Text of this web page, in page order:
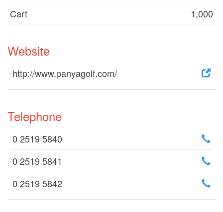
Cart
1,000
Website
http://www.panyagolf.com/
Telephone
0 2519 5840
0 2519 5841
0 2519 5842